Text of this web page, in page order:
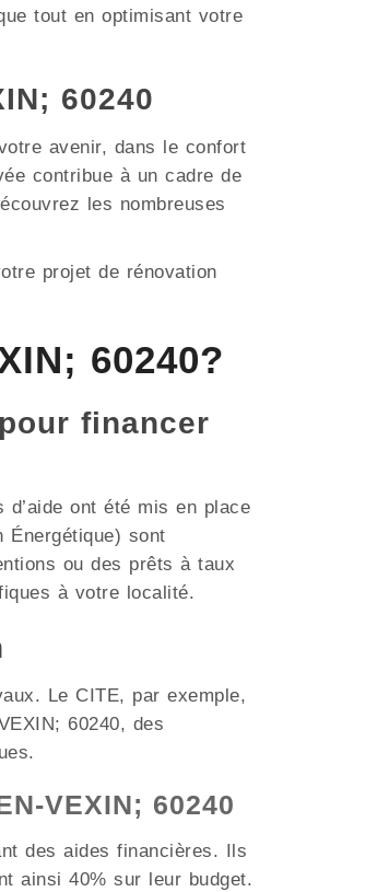
tout en optimisant votre
60240
avenir, dans le confort
contribue à un cadre de
les nombreuses
projet de rénovation
60240?
financer
ont été mis en place
Énergétique) sont
ou des prêts à taux
à votre localité.
Le CITE, par exemple,
60240, des
VEXIN; 60240
des aides financières. Ils
ainsi 40% sur leur budget.